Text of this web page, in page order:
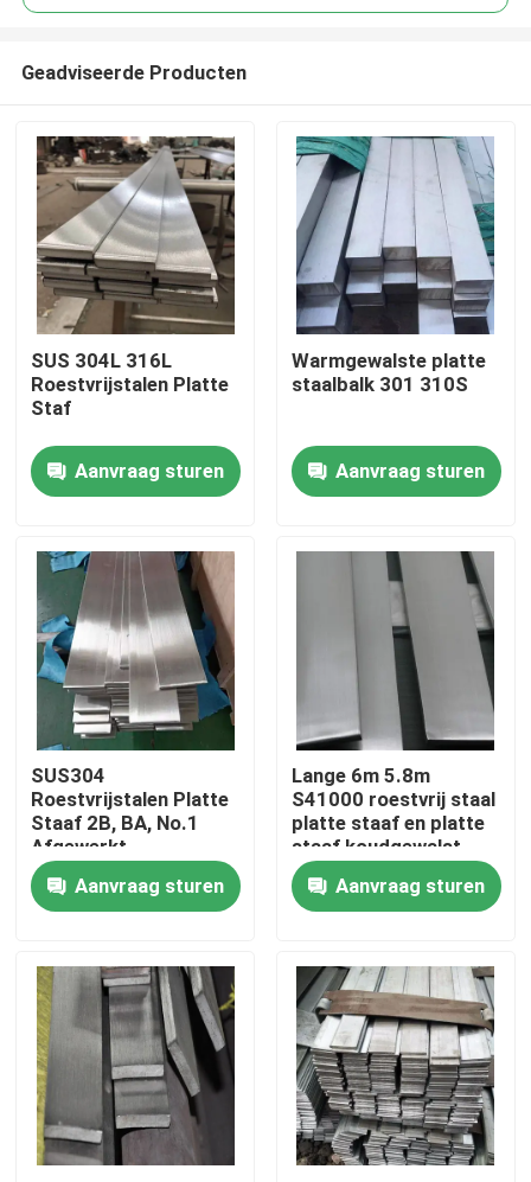
Huis
Producten
Videos
Ongeveer ons
Fabrieksreis
Kwaliteitscontrole
Nieuws
Gevallen
ss naadloze buis
Geadviseerde Producten
SUS 304L 316L
Roestvrijstalen Platte
Staf
Aanvraag sturen
Warmgewalste platte
staalbalk 301 310S
Aanvraag sturen
SUS304
Roestvrijstalen Platte
Staaf 2B, BA, No.1
Afgewerkt
Warmgewalst
Koudgewalst Voor
Constructie
Aanvraag sturen
Lange 6m 5.8m
S41000 roestvrij staal
platte staaf en platte
staaf koudgewalst
NO4, BA,4K
oppervlakte spiegel
gepolijst
Aanvraag sturen